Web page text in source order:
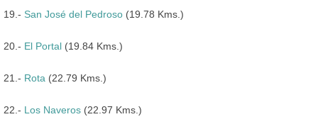
19.- San José del Pedroso (19.78 Kms.)
20.- El Portal (19.84 Kms.)
21.- Rota (22.79 Kms.)
22.- Los Naveros (22.97 Kms.)